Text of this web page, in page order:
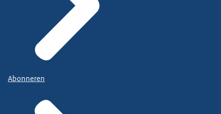
Abonneren